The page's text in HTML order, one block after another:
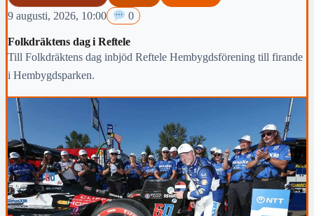
9 augusti, 2026, 10:00 0
Folkdräktens dag i Reftele
Till Folkdräktens dag inbjöd Reftele Hembygdsförening till firande
i Hembygdsparken.